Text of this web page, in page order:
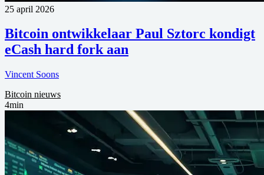
25 april 2026
Bitcoin ontwikkelaar Paul Sztorc kondigt
eCash hard fork aan
Vincent Soons
Bitcoin nieuws
4min